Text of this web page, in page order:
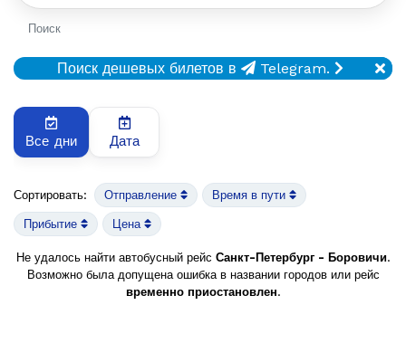
Поиск
Поиск дешевых билетов в Telegram.
Все дни Дата
Сортировать: Отправление Время в пути
Прибытие Цена
Не удалось найти автобусный рейс Санкт-Петербург - Боровичи.
Возможно была допущена ошибка в названии городов или рейс
временно приостановлен.